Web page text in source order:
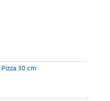
Pizza 30 cm